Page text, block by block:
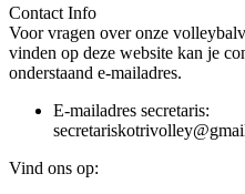
Contact Info
Voor vragen over onze
vinden op deze website kan je
onderstaand e-mailadres.
E-mailadres secretaris:
Vind ons op: